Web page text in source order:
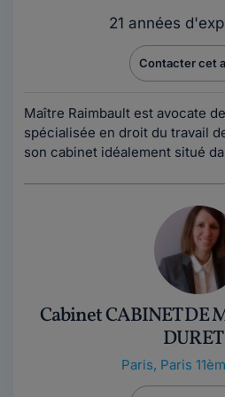
21 années
Contacter cet
Maître Raimbault est avocate
spécialisée en droit du travail
son cabinet idéalement situé
Cabinet CABINET DE
DURET
Paris, Paris